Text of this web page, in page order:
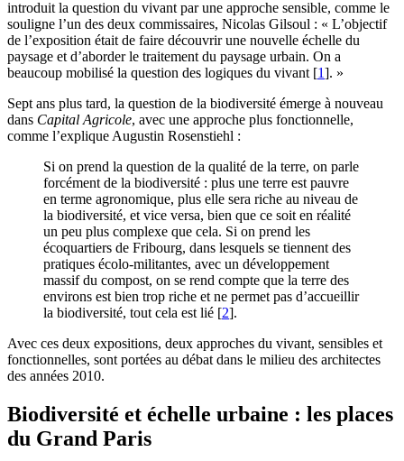
introduit la question du vivant par une approche sensible, comme le
souligne l’un des deux commissaires, Nicolas Gilsoul : « L’objectif
de l’exposition était de faire découvrir une nouvelle échelle du
paysage et d’aborder le traitement du paysage urbain. On a
beaucoup mobilisé la question des logiques du vivant[1]. »
Sept ans plus tard, la question de la biodiversité émerge à nouveau
dans Capital Agricole, avec une approche plus fonctionnelle,
comme l’explique Augustin Rosenstiehl :
Si on prend la question de la qualité de la terre, on parle
forcément de la biodiversité : plus une terre est pauvre
en terme agronomique, plus elle sera riche au niveau de
la biodiversité, et vice versa, bien que ce soit en réalité
un peu plus complexe que cela. Si on prend les
écoquartiers de Fribourg, dans lesquels se tiennent des
pratiques écolo-militantes, avec un développement
massif du compost, on se rend compte que la terre des
environs est bien trop riche et ne permet pas d’accueillir
la biodiversité, tout cela est lié [2].
Avec ces deux expositions, deux approches du vivant, sensibles et
fonctionnelles, sont portées au débat dans le milieu des architectes
des années 2010.
Biodiversité et échelle urbaine : les places
du Grand Paris